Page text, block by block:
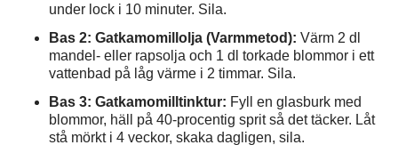
under lock i 10 minuter. Sila.
Bas 2: Gatkamomillolja (Varmmetod): Värm 2 dl
mandel- eller rapsolja och 1 dl torkade blommor i ett
vattenbad på låg värme i 2 timmar. Sila.
Bas 3: Gatkamomilltinktur: Fyll en glasburk med
blommor, häll på 40-procentig sprit så det täcker. Låt
stå mörkt i 4 veckor, skaka dagligen, sila.